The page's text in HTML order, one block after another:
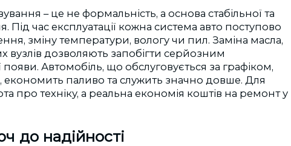
–це не формальність, а основа стабільної та
Під час експлуатації кожна система авто поступово
зміну температури, вологу чи пил. Заміна масла,
вузлів дозволяють запобігти серйозним
Автомобіль, що обслуговується за графіком,
економить паливо та служить значно довше. Для
про техніку, а реальна економія коштів на ремонт у
до надійності